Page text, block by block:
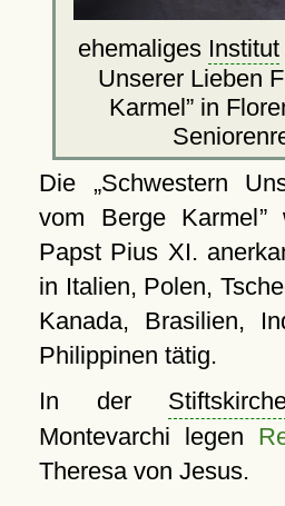
ehemaliges Institut
Unserer Lieben
Karmel in
Die
Schwestern
vom Berge Karmel
Papst Pius XI.
in Italien, Polen,
Kanada, Brasilien,
Philippinen tätig.
In der
Montevarchi legen
Theresa von Jesus.